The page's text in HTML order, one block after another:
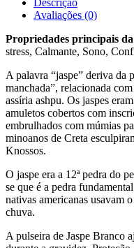
Avaliações (0)
Propriedades principais
stress, Calmante, Sono,
A palavra “jaspe” deriva da
manchada”, relacionada
assíria ashpu. Os jaspes
amuletos cobertos com
embrulhados com múmias
minoanos de Creta
Knossos.
O jaspe era a 12ª pedra do
se que é a pedra
nativas americanas usavam
chuva.
A pulseira de Jaspe Branco